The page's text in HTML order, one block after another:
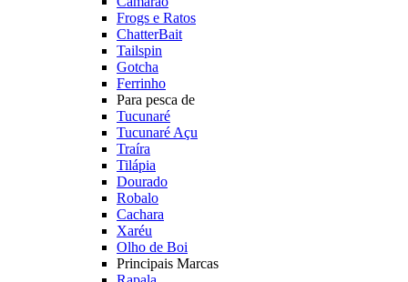
Frogs e Ratos
ChatterBait
Tailspin
Gotcha
Ferrinho
Para pesca de
Tucunaré
Tucunaré Açu
Traíra
Tilápia
Dourado
Robalo
Cachara
Xaréu
Olho de Boi
Principais Marcas